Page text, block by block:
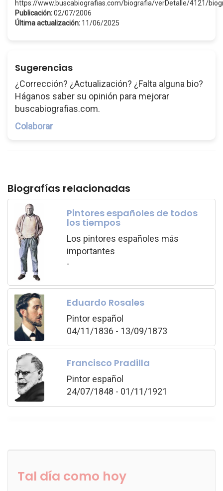
https://www.buscabiografias.com/biografia/verDetalle/4121/
Publicación:02/07/2006
Última actualización: 11/06/2025
Sugerencias
¿Corrección? ¿Actualización? ¿Falta alguna bio?
Háganos saber su opinión para mejorar
buscabiografias.com.
Colaborar
Biografías relacionadas
Pintores españoles de todos
los tiempos
Los pintores españoles más
importantes
-
Eduardo Rosales
Pintor español
04/11/1836 - 13/09/1873
Francisco Pradilla
Pintor español
24/07/1848 - 01/11/1921
Tal día como hoy